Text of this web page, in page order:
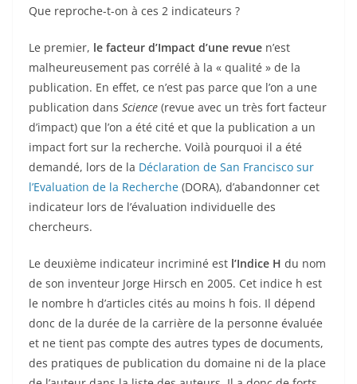
Que reproche-t-on à ces 2 indicateurs ?
Le premier, le facteur d’Impact d’une revue n’est
malheureusement pas corrélé à la « qualité » de la
publication. En effet, ce n’est pas parce que l’on a une
publication dans Science (revue avec un très fort facteur
d’impact) que l’on a été cité et que la publication a un
impact fort sur la recherche. Voilà pourquoi il a été
demandé, lors de la Déclaration de San Francisco sur
l’Evaluation de la Recherche (DORA), d’abandonner cet
indicateur lors de l’évaluation individuelle des
chercheurs.
Le deuxième indicateur incriminé est l’Indice H du nom
de son inventeur Jorge Hirsch en 2005. Cet indice h est
le nombre h d’articles cités au moins h fois. Il dépend
donc de la durée de la carrière de la personne évaluée
et ne tient pas compte des autres types de documents,
des pratiques de publication du domaine ni de la place